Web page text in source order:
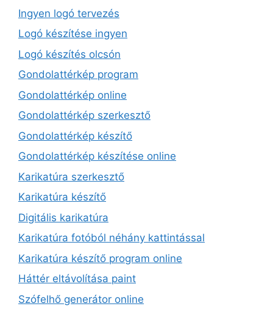
Ingyen logó tervezés
Logó készítése ingyen
Logó készítés olcsón
Gondolattérkép program
Gondolattérkép online
Gondolattérkép szerkesztő
Gondolattérkép készítő
Gondolattérkép készítése online
Karikatúra szerkesztő
Karikatúra készítő
Digitális karikatúra
Karikatúra fotóból néhány kattintással
Karikatúra készítő program online
Háttér eltávolítása paint
Szófelhő generátor online